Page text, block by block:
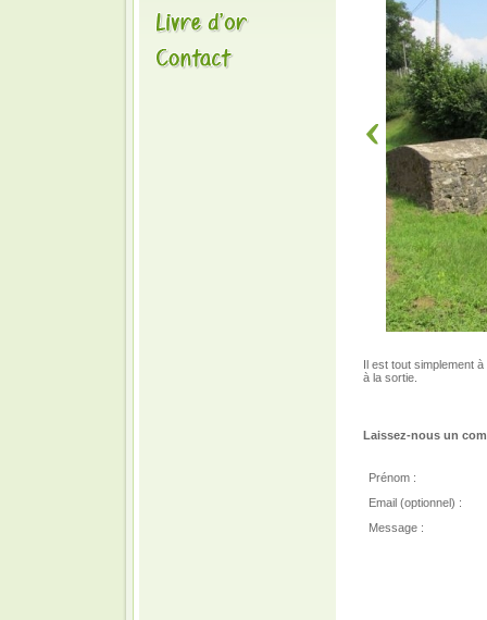
Il est tout simplement
à la sortie.
Laissez-nous un
Prénom :
Email (optionnel) :
Message :